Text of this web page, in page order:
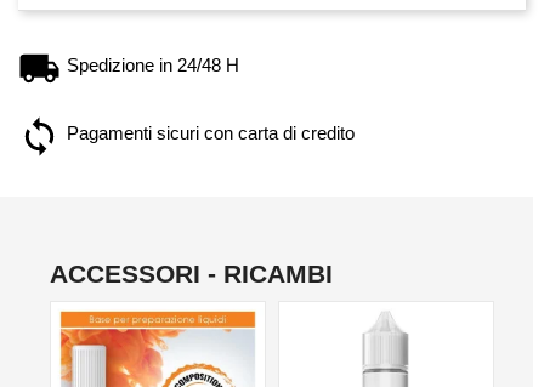
Spedizione in 24/48 H
Pagamenti sicuri con carta di credito
ACCESSORI - RICAMBI
NON DISPONIBILE